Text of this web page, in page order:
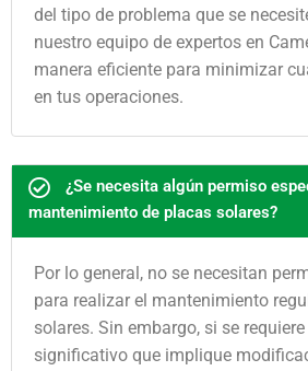
del tipo de problema que se
nuestro equipo de expertos en
manera eficiente para minimizar
en tus operaciones.
¿Se necesita algún permiso
mantenimiento de placas solares?
Por lo general, no se necesitan
para realizar el mantenimiento
solares. Sin embargo, si se
significativo que implique